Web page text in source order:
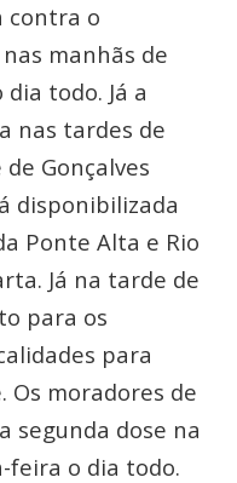
contra o
manhãs de
todo. Já a
nas tardes de
Gonçalves
disponibilizada
Ponte Alta e Rio
Já na tarde de
para os
para
Os moradores de
segunda dose na
feira o dia todo.